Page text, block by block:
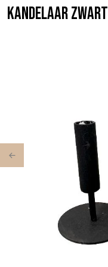
Kandelaar zwart
Previous